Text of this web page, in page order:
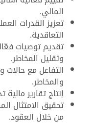
المالي.
تعزيز القدرات
التعاقدية.
تقديم توصيات
وتقليل المخاطر.
التفاعل مع حالات
والمخاطر.
إنتاج تقارير مالية
تحقيق الامتثال
من خلال العقود.